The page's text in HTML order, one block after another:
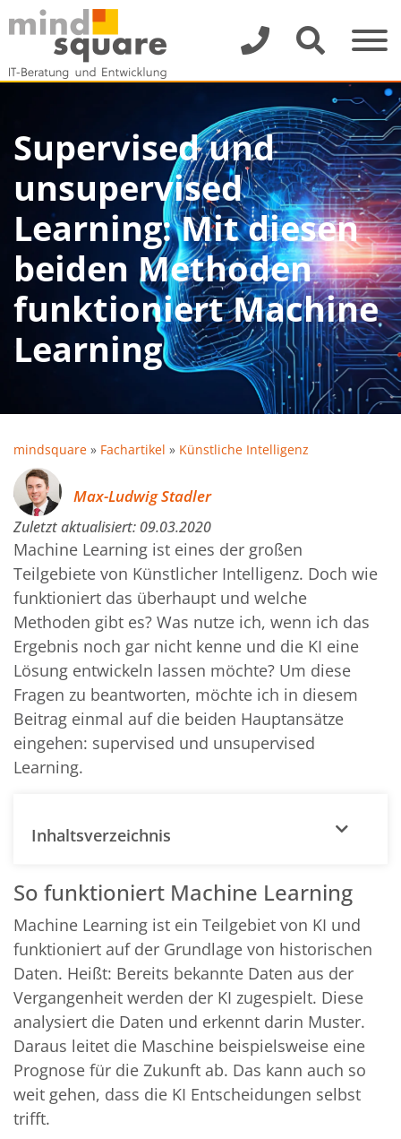
Supervised und
unsupervised
Learning: Mit diesen
beiden Methoden
funktioniert Machine
Learning
mindsquare » Fachartikel » Künstliche Intelligenz
Max-Ludwig Stadler
Zuletzt aktualisiert: 09.03.2020
Machine Learning ist eines der großen
Teilgebiete von Künstlicher Intelligenz. Doch wie
funktioniert das überhaupt und welche
Methoden gibt es? Was nutze ich, wenn ich das
Ergebnis noch gar nicht kenne und die KI eine
Lösung entwickeln lassen möchte? Um diese
Fragen zu beantworten, möchte ich in diesem
Beitrag einmal auf die beiden Hauptansätze
eingehen: supervised und unsupervised
Learning.
Inhaltsverzeichnis
So funktioniert Machine Learning
Machine Learning ist ein Teilgebiet von KI und
funktioniert auf der Grundlage von historischen
Daten. Heißt: Bereits bekannte Daten aus der
Vergangenheit werden der KI zugespielt. Diese
analysiert die Daten und erkennt darin Muster.
Daraus leitet die Maschine beispielsweise eine
Prognose für die Zukunft ab. Das kann auch so
weit gehen, dass die KI Entscheidungen selbst
trifft.